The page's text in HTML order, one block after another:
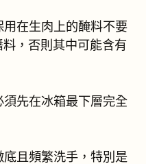
在生肉上的醃料不要
，否則其中可能含有
先在冰箱最下層完全
且頻繁洗手，特別是